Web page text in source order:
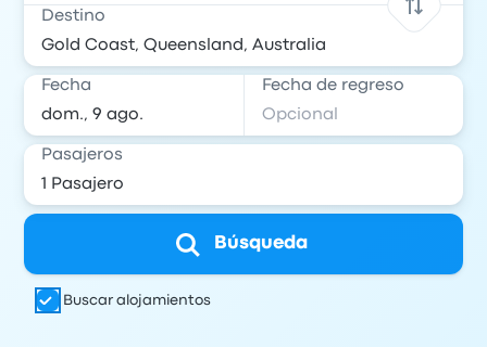
Destino
Fecha Fecha de regreso
Pasajeros
Búsqueda
Buscar alojamientos